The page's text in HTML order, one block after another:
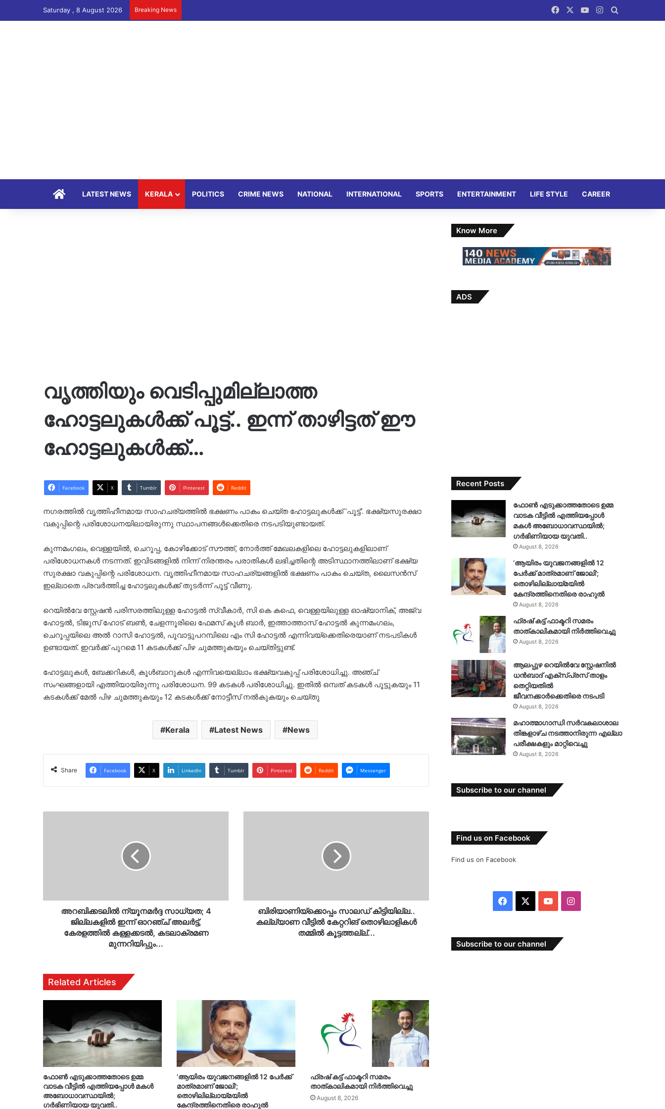
Saturday , 8 August 2026 Breaking News FacebookYouTubeInstagram
HomeLATEST NEWS KERALA POLITICS CRIME NEWS NATIONAL INTERNATIONAL SPORTS ENTERTAINMENT LIFE STYLE CAREER
വൃത്തിയും വെടിപ്പുമില്ലാത്ത
ഹോട്ടലുകൾക്ക് പൂട്ട്.. ഇന്ന് താഴിട്ടത് ഈ
ഹോട്ടലുകൾക്ക്…
Facebook X Tumblr Pinterest Reddit
നഗരത്തിൽ വൃത്തിഹീനമായ സാഹചര്യത്തിൽ ഭക്ഷണം പാകം ചെയ്‌ത ഹോട്ടലുകൾക്ക് ‘പൂട്ട്’. ഭക്ഷ്യസുരക്ഷാ
വകുപ്പിന്റെ പരിശോധനയിലായിരുന്നു സ്ഥാപനങ്ങൾക്കെതിരെ നടപടിയുണ്ടായത്.
കുന്നമംഗലം, വെള്ളയിൽ, ചെറൂപ്പ, കോഴിക്കോട് സൗത്ത്, നോർത്ത് മേഖലകളിലെ ഹോട്ടലുകളിലാണ്
പരിശോധനകൾ നടന്നത്. ഇവിടങ്ങളിൽ നിന്ന് നിരന്തരം പരാതികൾ ലഭിച്ചതിന്റെ അടിസ്ഥാനത്തിലാണ് ഭക്ഷ്യ
സുരക്ഷാ വകുപ്പിന്റെ പരിശോധന. വൃത്തിഹീനമായ സാഹചര്യങ്ങളിൽ ഭക്ഷണം പാകം ചെയ്ത, ലൈസൻസ്
ഇല്ലാതെ പ്രവർത്തിച്ച ഹോട്ടലുകൾക്ക് തുടർന്ന് പൂട്ട് വീണു.
റെയിൽവേ സ്റ്റേഷൻ പരിസരത്തിലുള്ള ഹോട്ടൽ സ്വീകാർ, സി കെ കഫെ, വെള്ളയിലുള്ള ഓഷ്യാനിക്, അജ്വ
ഹോട്ടൽ, ടിജുസ് ഹോട് ബൺ, ചേളന്നൂരിലെ ഫേമസ് കൂൾ ബാർ, ഇത്താത്താസ് ഹോട്ടൽ കുന്നമംഗലം,
ചെറൂപ്പയിലെ അൽ റാസി ഹോട്ടൽ, പൂവാട്ടുപറമ്പിലെ എം സി ഹോട്ടൽ എന്നിവയ്‌ക്കെതിരെയാണ് നടപടികൾ
ഉണ്ടായത്. ഇവർക്ക് പുറമെ 11 കടകൾക്ക് പിഴ ചുമത്തുകയും ചെയ്തിട്ടുണ്ട്.
ഹോട്ടലുകൾ, ബേക്കറികൾ, കൂൾബാറുകൾ എന്നിവയെല്ലാം ഭക്ഷ്യവകുപ്പ് പരിശോധിച്ചു. അഞ്ച്
സംഘങ്ങളായി എത്തിയായിരുന്നു പരിശോധന. 99 കടകൾ പരിശോധിച്ചു. ഇതിൽ ഒമ്പത് കടകൾ പൂട്ടുകയും 11
കടകൾക്ക് മേൽ പിഴ ചുമത്തുകയും 12 കടകൾക്ക് നോട്ടീസ് നൽകുകയും ചെയ്തു
Kerala Latest News News
Share Facebook X LinkedIn Tumblr Pinterest Reddit Messenger
കേരളത്തിൽ
കള്ളക്കടൽ,
കടലാക്രമണ
മുന്നറിയിപ്പും...
അറബിക്കടലിൽ ന്യൂനമർദ്ദ സാധ്യത; 4
ജില്ലകളിൽ ഇന്ന് ഓറഞ്ച് അലർട്ട്,
കേരളത്തിൽ കള്ളക്കടൽ, കടലാക്രമണ
മുന്നറിയിപ്പും...
കൂ‌ട്ടത്തല്ല്...
ബിരിയാണിയ്ക്കൊപ്പം സാലഡ് കിട്ടിയില്ല..
കല്ല്യാണ വീട്ടിൽ കേറ്ററിങ് തൊഴിലാളികൾ
തമ്മിൽ കൂ‌ട്ടത്തല്ല്...
Related Articles
ഫോൺ എടുക്കാത്തതോടെ ഉമ്മ
വാടക വീട്ടിൽ എത്തിയപ്പോൾ മകൾ
അബോധാവസ്ഥയിൽ;
ഗർഭിണിയായ യുവതി..
‘ആയിരം യുവജനങ്ങളിൽ 12 പേർക്ക്
മാത്രമാണ് ജോലി’;
തൊഴിലില്ലായ്മയിൽ
കേന്ദ്രത്തിനെതിരെ രാഹുൽ
ഫ്രഷ് കട്ട് ഫാക്ടറി സമരം
താത്കാലികമായി നിർത്തിവെച്ചു
August 8, 2026
Know More
ADS
Recent Posts
ഫോൺ എടുക്കാത്തതോടെ ഉമ്മ
വാടക വീട്ടിൽ എത്തിയപ്പോൾ
മകൾ അബോധാവസ്ഥയിൽ;
ഗർഭിണിയായ യുവതി..
August 8, 2026
‘ആയിരം യുവജനങ്ങളിൽ 12
പേർക്ക് മാത്രമാണ് ജോലി’;
തൊഴിലില്ലായ്മയിൽ
കേന്ദ്രത്തിനെതിരെ രാഹുൽ
August 8, 2026
ഫ്രഷ് കട്ട് ഫാക്ടറി സമരം
താത്കാലികമായി നിർത്തിവെച്ചു
August 8, 2026
ആലപ്പുഴ റെയിൽവേ സ്റ്റേഷനിൽ
ധൻബാദ് എക്‌സ്പ്രസ് താളം
തെറ്റിയതിൽ
ജീവനക്കാർക്കെതിരെ നടപടി
August 8, 2026
മഹാത്മാഗാന്ധി സർവകലാശാല
തിങ്കളാഴ്ച നടത്താനിരുന്ന എല്ലാ
പരീക്ഷകളും മാറ്റിവെച്ചു
August 8, 2026
Subscribe to our channel
Find us on Facebook
Find us on Facebook
Facebook YouTubeInstagram
Subscribe to our channel